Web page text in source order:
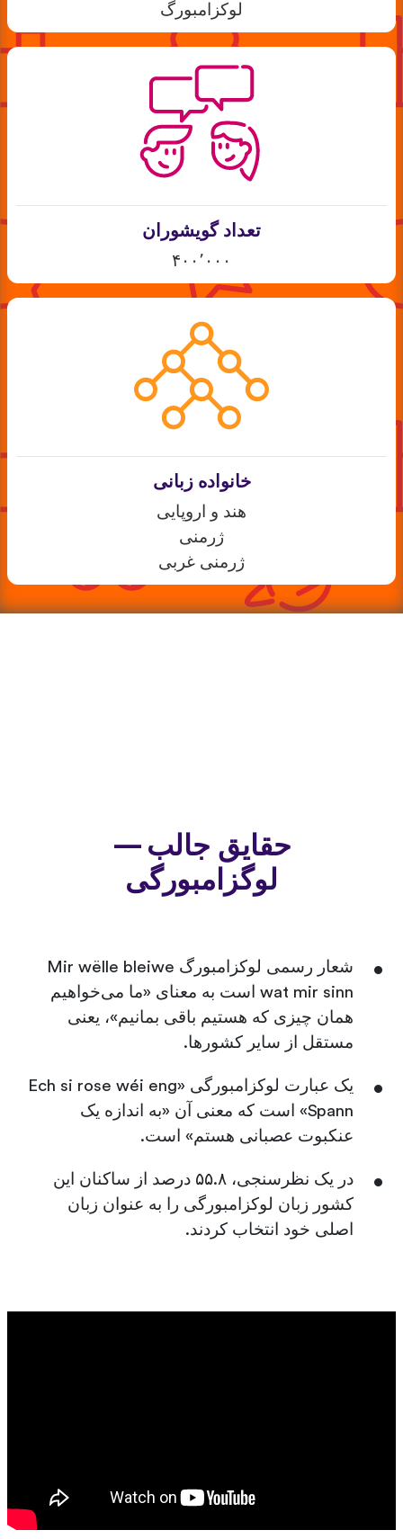
لوکزامبورگ
تعداد گویشوران
۴۰۰٬۰۰۰
خانواده زبانی
هند و اروپایی
ژرمنی
ژرمنی غربی
حقایق جالب —
لوگزامبورگی
شعار رسمی لوکزامبورگ Mir wëlle bleiwe
wat mir sinn است به معنای «ما می‌خواهیم
همان چیزی که هستیم باقی بمانیم»، یعنی
مستقل از سایر کشورها.
یک عبارت لوکزامبورگی «Ech si rose wéi eng
Spann» است که معنی آن «به اندازه یک
عنکبوت عصبانی هستم» است.
در یک نظرسنجی، ۵۵.۸ درصد از ساکنان این
کشور زبان لوکزامبورگی را به عنوان زبان
اصلی خود انتخاب کردند.